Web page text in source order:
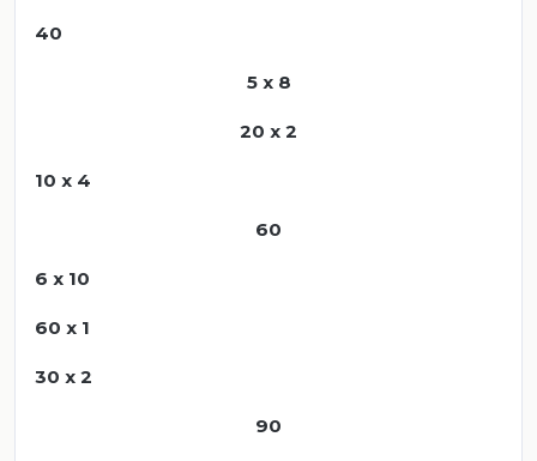
40
5 x 8
20 x 2
10 x 4
60
6 x 10
60 x 1
30 x 2
90